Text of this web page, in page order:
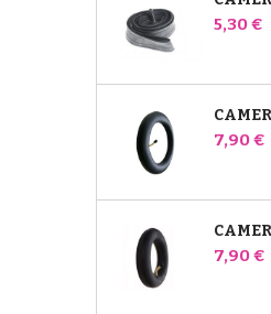
Prezzo
5,30 €
Prezzo
7,90 €
Prezzo
7,90 €